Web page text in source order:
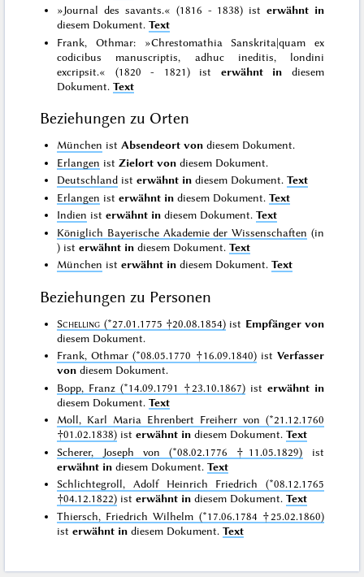
»Journal des savants.« (1816 - 1838) ist erwähnt in
diesem Dokument.Text
Frank, Othmar: »Chrestomathia Sanskrita|quam ex
codicibus manuscriptis, adhuc ineditis, londini
excripsit.« (1820 - 1821) ist erwähnt in diesem
Dokument.Text
Beziehungen zu Orten
München ist Absendeort von diesem Dokument.
Erlangen istZielort von diesem Dokument.
Deutschland isterwähnt in diesem Dokument.Text
Erlangen isterwähnt in diesem Dokument.Text
Indien isterwähnt in diesem Dokument.Text
Königlich Bayerische Akademie der Wissenschaften (in
) isterwähnt in diesem Dokument.Text
München isterwähnt in diesem Dokument.Text
Beziehungen zu Personen
Schelling (*27.01.1775 †20.08.1854) ist Empfänger von
diesem Dokument.
Frank, Othmar (*08.05.1770 †16.09.1840)ist Verfasser
von diesem Dokument.
Bopp, Franz (*14.09.1791 †23.10.1867)ist erwähnt in
diesem Dokument.Text
Moll, Karl Maria Ehrenbert Freiherr von (*21.12.1760
†01.02.1838) isterwähnt in diesem Dokument.Text
Scherer, Joseph von (*08.02.1776 †11.05.1829) ist
erwähnt in diesem Dokument.Text
Schlichtegroll, Adolf Heinrich Friedrich (*08.12.1765
†04.12.1822) isterwähnt in diesem Dokument.Text
Thiersch, Friedrich Wilhelm (*17.06.1784 †25.02.1860)
isterwähnt in diesem Dokument.Text